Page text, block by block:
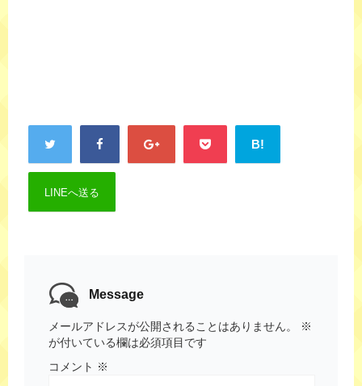
B!
LINEへ送る
Message
メールアドレスが公開されることはありません。
※
が付いている欄は必須項目です
コメント ※